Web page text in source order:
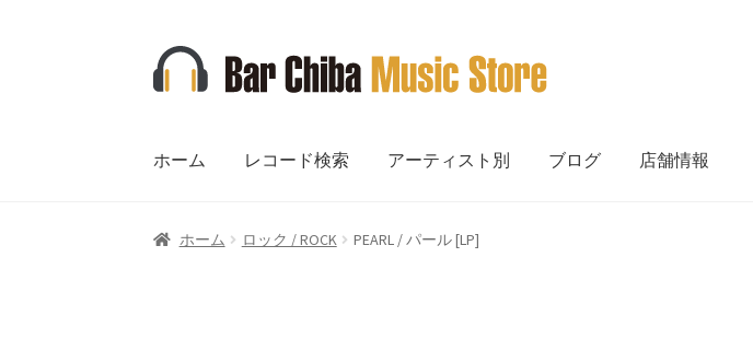
ナ
ビ
シ
へ
コ
ン
ツ
キ
ホーム レコード検索 アーティスト別 ブログ 店舗情報
ホーム ロック / ROCK PEARL / パール [LP]